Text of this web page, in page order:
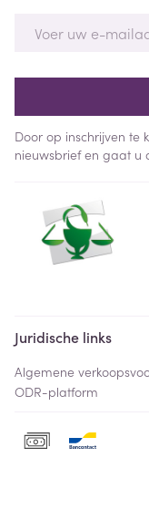
Door op inschrijven te
nieuwsbrief en gaat u
Juridische links
Algemene
ODR-platform